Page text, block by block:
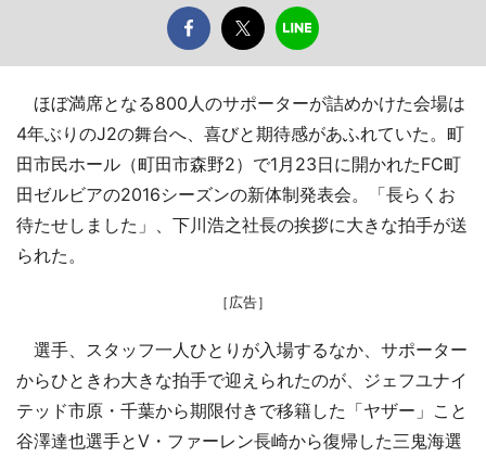
ほぼ満席となる800人のサポーターが詰めかけた会場は
4年ぶりのJ2の舞台へ、喜びと期待感があふれていた。町
田市民ホール（町田市森野2）で1月23日に開かれたFC町
田ゼルビアの2016シーズンの新体制発表会。「長らくお
待たせしました」、下川浩之社長の挨拶に大きな拍手が送
られた。
［広告］
選手、スタッフ一人ひとりが入場するなか、サポーター
からひときわ大きな拍手で迎えられたのが、ジェフユナイ
テッド市原・千葉から期限付きで移籍した「ヤザー」こと
谷澤達也選手とV・ファーレン長崎から復帰した三鬼海選